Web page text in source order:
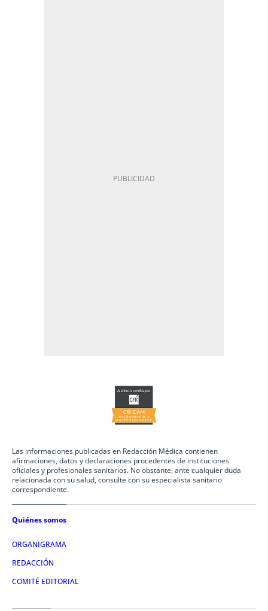
Las informaciones publicadas en Redacción Médica contienen
afirmaciones, datos y declaraciones procedentes de instituciones
oficiales y profesionales sanitarios. No obstante, ante cualquier duda
relacionada con su salud, consulte con su especialista sanitario
correspondiente.
Quiénes somos
ORGANIGRAMA
REDACCIÓN
COMITÉ EDITORIAL